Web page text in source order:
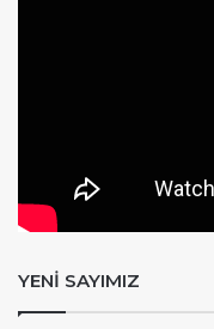
YENİ SAYIMIZ